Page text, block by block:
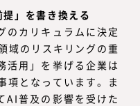
」を書き換える
のカリキュラムに決定
域のリスキリングの重
活用」を挙げる企業は
項となっています。ま
AI普及の影響を受けた